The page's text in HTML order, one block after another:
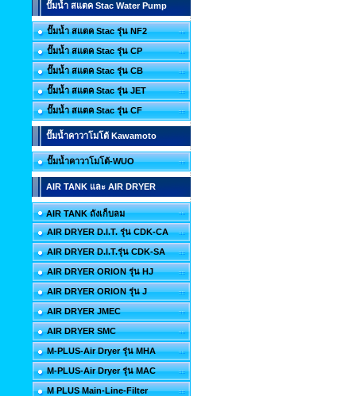
ปั๊มน้ำ สแตค Stac Water Pump
ปั๊มน้ำ สแตค Stac รุ่น NF2
ปั๊มน้ำ สแตค Stac รุ่น CP
ปั๊มน้ำ สแตค Stac รุ่น CB
ปั๊มน้ำ สแตค Stac รุ่น JET
ปั๊มน้ำ สแตค Stac รุ่น CF
ปั๊มน้ำคาวาโมโต้ Kawamoto
ปั๊มน้ำคาวาโมโต้-WUO
AIR TANK และ AIR DRYER
AIR TANK ถังเก็บลม
AIR DRYER D.I.T. รุ่น CDK-CA
AIR DRYER D.I.T.รุ่น CDK-SA
AIR DRYER ORION รุ่น HJ
AIR DRYER ORION รุ่น J
AIR DRYER JMEC
AIR DRYER SMC
M-PLUS-Air Dryer รุ่น MHA
M-PLUS-Air Dryer รุ่น MAC
M PLUS Main-Line-Filter